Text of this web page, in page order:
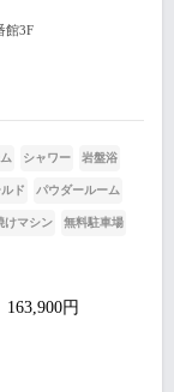
館3F
シャワー 岩盤浴
ド パウダールーム
けマシン 無料駐車場
円